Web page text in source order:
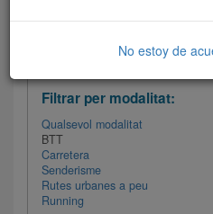
Filtrar les rutes
Filtrar per modalitat:
Qualsevol modalitat
BTT
Carretera
Senderisme
Rutes urbanes a peu
Running
No estoy de